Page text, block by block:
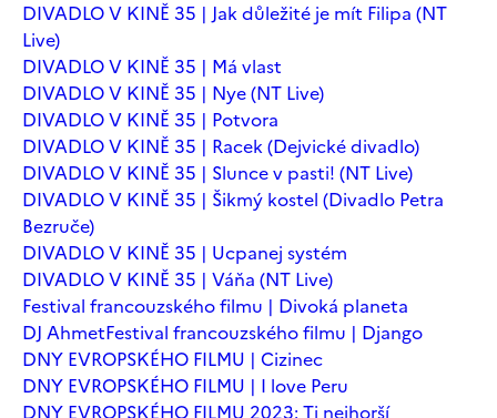
DIVADLO V KINĚ 35 | Jak důležité je mít Filipa (NT
Live)
DIVADLO V KINĚ 35 | Má vlast
DIVADLO V KINĚ 35 | Nye (NT Live)
DIVADLO V KINĚ 35 | Potvora
DIVADLO V KINĚ 35 | Racek (Dejvické divadlo)
DIVADLO V KINĚ 35 | Slunce v pasti! (NT Live)
DIVADLO V KINĚ 35 | Šikmý kostel (Divadlo Petra
Bezruče)
DIVADLO V KINĚ 35 | Ucpanej systém
DIVADLO V KINĚ 35 | Váňa (NT Live)
Festival francouzského filmu | Divoká planeta
DJ AhmetFestival francouzského filmu | Django
DNY EVROPSKÉHO FILMU | Cizinec
DNY EVROPSKÉHO FILMU | I love Peru
DNY EVROPSKÉHO FILMU 2023: Ti nejhorší